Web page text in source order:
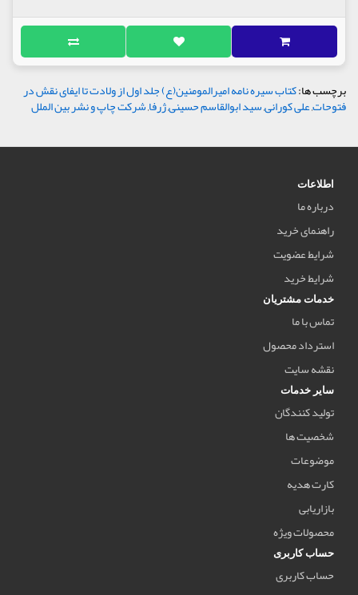
برچسب ها:کتاب سیره نامه امیرالمومنین(ع) جلد اول از ولادت تا ایفای نقش در
فتوحات,علی کورانی,سید ابوالقاسم حسینی,ژرفا,شرکت چاپ و نشر بین الملل
اطلاعات
درباره ما
راهنمای خرید
شرایط عضویت
شرایط خرید
خدمات مشتریان
تماس با ما
استرداد محصول
نقشه سایت
سایر خدمات
تولید کنندگان
شخصیت ها
موضوعات
کارت هدیه
بازاریابی
محصولات ویژه
حساب کاربری
حساب کاربری